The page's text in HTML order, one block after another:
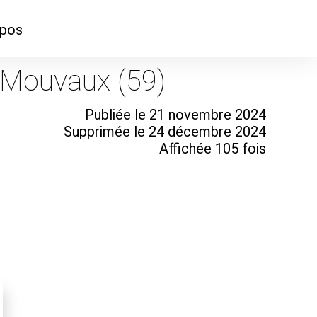
(59)
Publiée le 21 novembre 2024
Supprimée le 24 décembre 2024
Affichée 105 fois